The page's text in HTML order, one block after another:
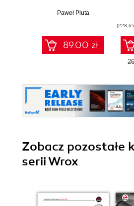
rzeczywistym
Paweł Pluta
89.00 zł
Zobacz pozostałe
serii Wrox